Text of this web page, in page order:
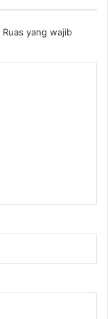
Ruas yang wajib